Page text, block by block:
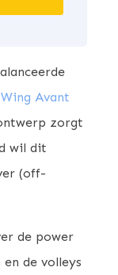
Avant
zorgt
wil dit
(off-
de power
de volleys